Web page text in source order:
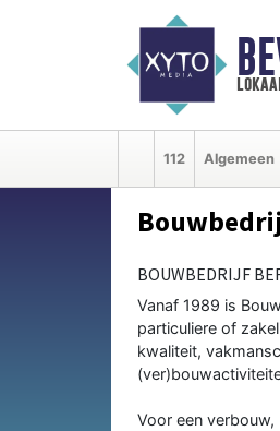
112 Algemeen
BOUWBEDRIJF
Vanaf 1989 is
particuliere of
kwaliteit,
Voor een